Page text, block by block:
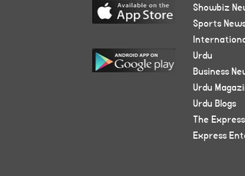
Showbiz
Sports
Urdu
Business
Urdu
Urdu Blogs
The
Express